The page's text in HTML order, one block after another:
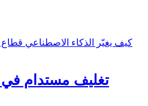
كيف يغيّر الذكاء الاصطناعي
تغليف مستدام في